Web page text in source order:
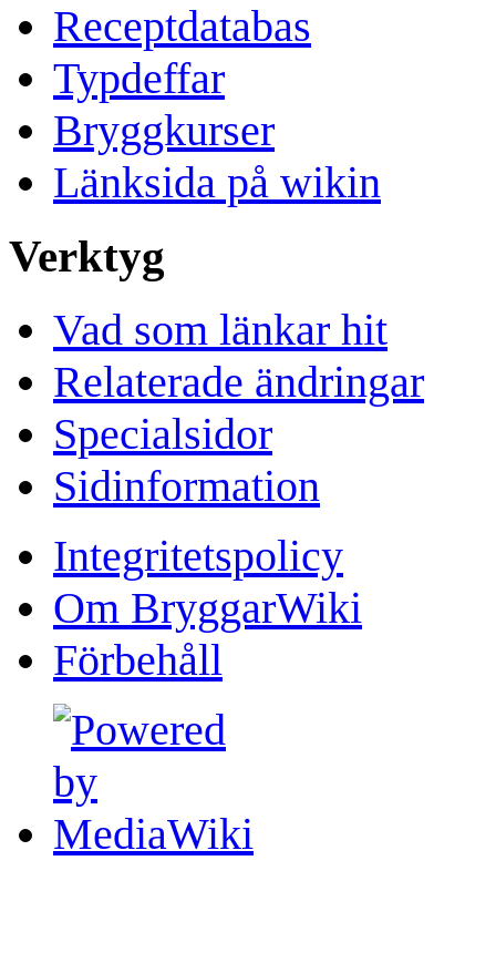
Receptdatabas
Typdeffar
Bryggkurser
Länksida på wikin
Verktyg
Vad som länkar hit
Relaterade ändringar
Specialsidor
Sidinformation
Integritetspolicy
Om BryggarWiki
Förbehåll